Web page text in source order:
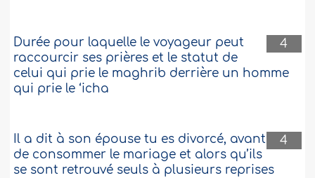
4
Durée pour laquelle le voyageur peut
raccourcir ses prières et le statut de
celui qui prie le maghrib derrière un homme
qui prie le ‘icha
4
Il a dit à son épouse tu es divorcé, avant
de consommer le mariage et alors qu’ils
se sont retrouvé seuls à plusieurs reprises